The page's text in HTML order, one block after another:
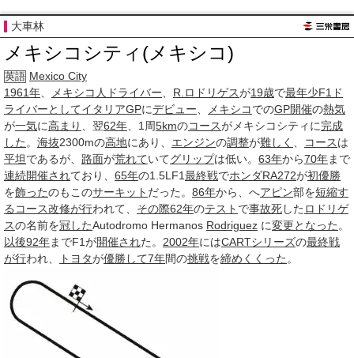
大車林
メキシコシティ(メキシコ)
英語 Mexico City
1961年
メキシコ人 ドライバー R. ロドリゲスが19歳で最年少F1ド
ライバーとしてイタリアGPにデビュー メキシコでのGP開催の熱気
が一気に高まり 、翌62年 、1周5kmのコースがメキシコシティに完成
した 。 海抜2300mの高地にあり、 エンジンの調整が難しく コースは
平坦であるが、 路面が荒れていてグリップは低い。 63年から70年まで
連続開催されており、 65年の1.5LF1最終戦でホンダRA272が初優勝
を飾ったのもこのサーキット だった。 86年から、へアピン部を短縮す
る コース改修が行われて、 その際62年のテスト で事故死した ロドリゲ
スの名前を冠したAutodromo Hermanos Rodriguez に変更となった 。
以後92年までF1が開催された。 2002年にはCARTシリーズの最終戦
が行われ、 トヨタが優勝して7年間の挑戦を締め くくった 。